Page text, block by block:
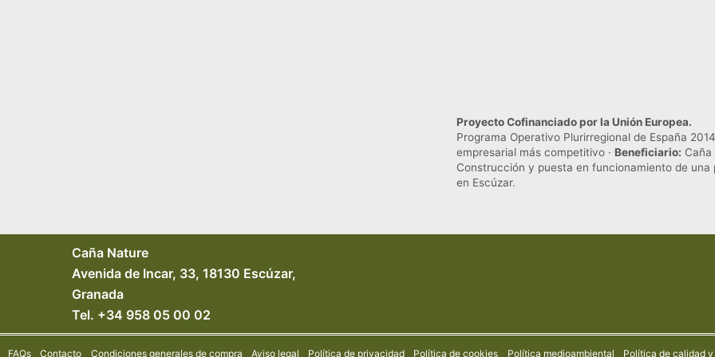
Proyecto Cofinanciado por la Unión Europea.
Programa Operativo Plurirregional de España
empresarial más competitivo · Beneficiario:
Construcción y puesta en funcionamiento de
en Escúzar.
Caña Nature
Avenida de Incar, 33, 18130 Escúzar,
Granada
Tel. +34 958 05 00 02
FAQs Contacto Condiciones generales de compra Aviso legal Política de privacidad Política de cookies Política medioambiental Política de calidad